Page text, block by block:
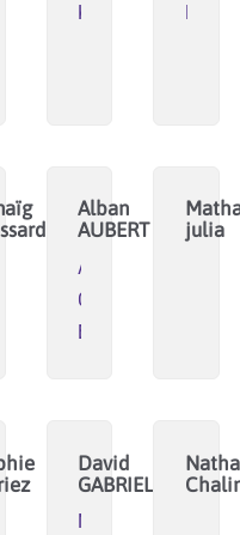
Korf
Alban
AUBERT
ALEC
Quercy
Energies
julia
David
GABRIEL
Next